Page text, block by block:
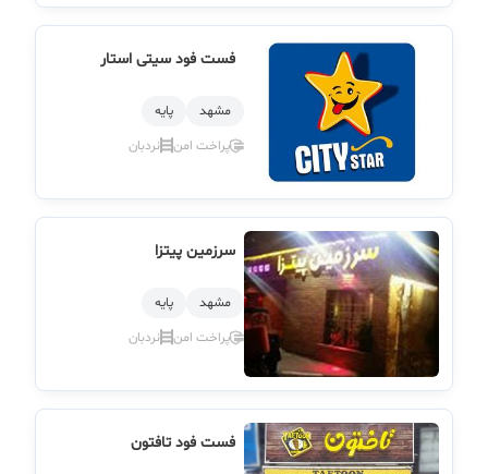
فست فود سیتی استار
مشهد
پایه
پراخت امن
نردبان
سرزمین پیتزا
مشهد
پایه
پراخت امن
نردبان
فست فود تافتون